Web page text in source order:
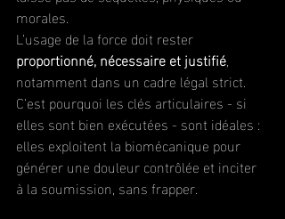
morales.
L’usage de la force doit rester
proportionné, nécessaire et justifié,
notamment dans un cadre légal strict.
C’est pourquoi les clés articulaires - si
elles sont bien exécutées - sont idéales :
elles exploitent la biomécanique pour
générer une douleur contrôlée et inciter
à la soumission, sans frapper.